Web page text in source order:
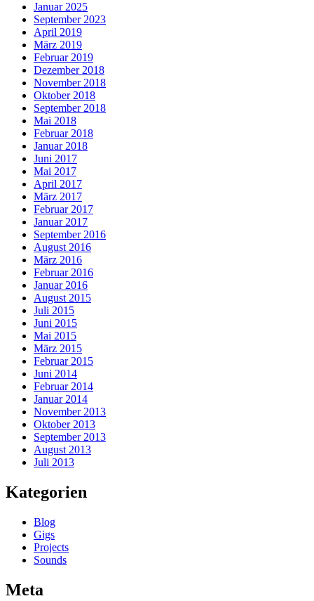
Januar 2025
September 2023
April 2019
März 2019
Februar 2019
Dezember 2018
November 2018
Oktober 2018
September 2018
Mai 2018
Februar 2018
Januar 2018
Juni 2017
Mai 2017
April 2017
März 2017
Februar 2017
Januar 2017
September 2016
August 2016
März 2016
Februar 2016
Januar 2016
August 2015
Juli 2015
Juni 2015
Mai 2015
März 2015
Februar 2015
Juni 2014
Februar 2014
Januar 2014
November 2013
Oktober 2013
September 2013
August 2013
Juli 2013
Kategorien
Blog
Gigs
Projects
Sounds
Meta